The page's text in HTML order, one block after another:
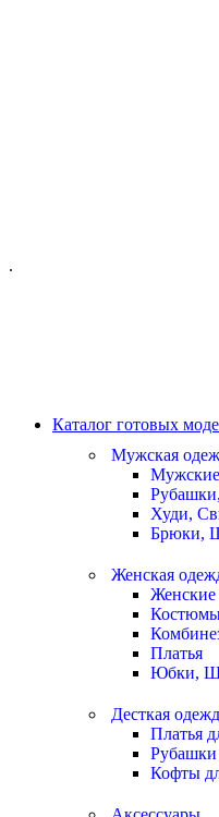
.
Каталог готовых
Мужская
Худи,
Брюки,
Женская
Платья
Юбки,
Десткая
Платья
Рубашки
Кофты